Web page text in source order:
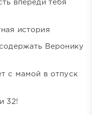
впереди тебя
история
Веронику
с мамой в отпуск
32!